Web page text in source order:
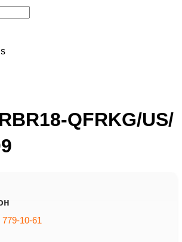
QFRKG/US/
10-61